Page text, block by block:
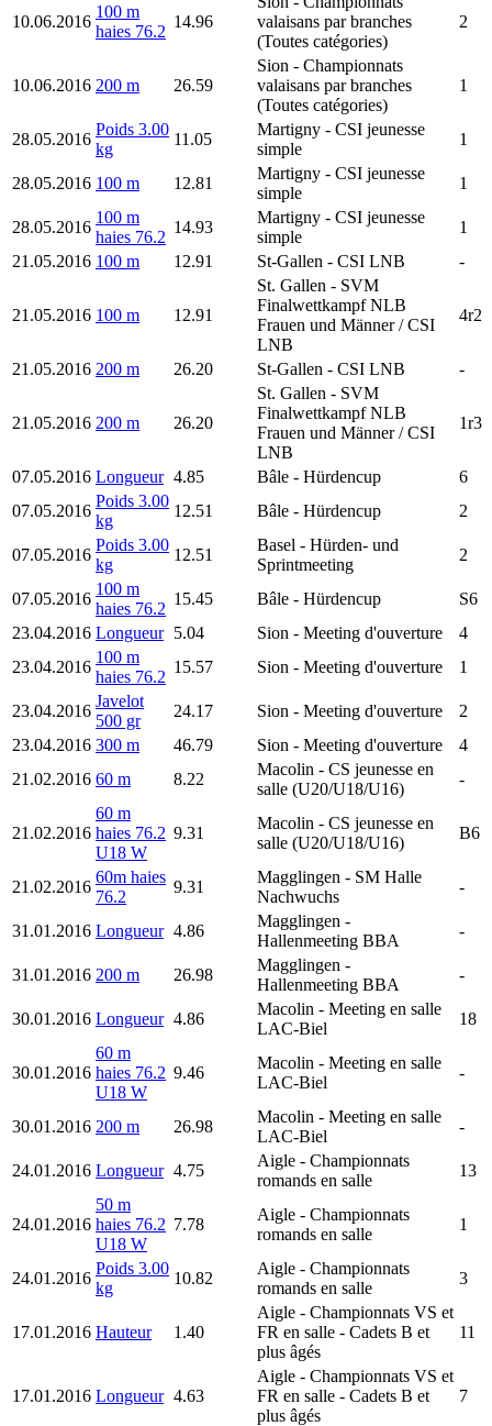
10.06.2016
100 m
haies 76.2
14.96
valaisans par branches
(Toutes catégories)
2
10.06.2016 200 m 26.59
Sion - Championnats
valaisans par branches
(Toutes catégories)
1
28.05.2016
Poids 3.00
kg
11.05
Martigny - CSI jeunesse
simple
1
28.05.2016 100 m 12.81
Martigny - CSI jeunesse
simple
1
28.05.2016
100 m
haies 76.2
14.93
Martigny - CSI jeunesse
simple
1
21.05.2016 100 m 12.91 St-Gallen - CSI LNB -
21.05.2016 100 m 12.91
St. Gallen - SVM
Finalwettkampf NLB
Frauen und Männer / CSI
LNB
4r2
21.05.2016 200 m 26.20 St-Gallen - CSI LNB -
21.05.2016 200 m 26.20
St. Gallen - SVM
Finalwettkampf NLB
Frauen und Männer / CSI
LNB
1r3
07.05.2016 Longueur 4.85 Bâle - Hürdencup
6
07.05.2016
Poids 3.00
kg
12.51 Bâle - Hürdencup 2
07.05.2016
Poids 3.00
kg
12.51
Basel - Hürden- und
Sprintmeeting
2
07.05.2016
100 m
haies 76.2
15.45 Bâle - Hürdencup
S6
23.04.2016 Longueur 5.04 Sion - Meeting d'ouverture
4
23.04.2016
100 m
haies 76.2
15.57 Sion - Meeting d'ouverture 1
23.04.2016
Javelot
500 gr
24.17 Sion - Meeting d'ouverture
2
23.04.2016 300 m 46.79 Sion - Meeting d'ouverture
4
21.02.2016 60 m 8.22
Macolin - CS jeunesse en
salle (U20/U18/U16)
-
21.02.2016
60 m
haies 76.2
U18 W
9.31
Macolin - CS jeunesse en
salle (U20/U18/U16)
B6
21.02.2016
60m haies
76.2
9.31
Magglingen - SM Halle
Nachwuchs
-
31.01.2016 Longueur 4.86
Magglingen -
Hallenmeeting BBA
-
31.01.2016 200 m 26.98
Magglingen -
Hallenmeeting BBA
-
30.01.2016 Longueur 4.86
Macolin - Meeting en salle
LAC-Biel
18
30.01.2016
60 m
haies 76.2
U18 W
9.46
Macolin - Meeting en salle
LAC-Biel
-
30.01.2016 200 m 26.98
Macolin - Meeting en salle
LAC-Biel
-
24.01.2016 Longueur 4.75
Aigle - Championnats
romands en salle
13
24.01.2016
50 m
haies 76.2
U18 W
7.78
Aigle - Championnats
romands en salle
1
24.01.2016
Poids 3.00
kg
10.82
Aigle - Championnats
romands en salle
3
17.01.2016 Hauteur 1.40
Aigle - Championnats VS et
FR en salle - Cadets B et
plus âgés
11
17.01.2016 Longueur 4.63
Aigle - Championnats VS et
FR en salle - Cadets B et
plus âgés
7